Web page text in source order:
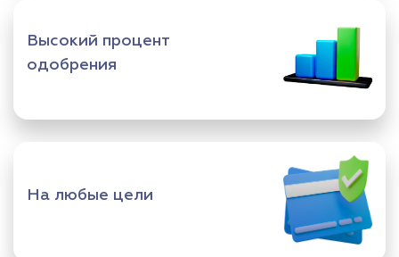
Высокий процент
одобрения
На любые цели